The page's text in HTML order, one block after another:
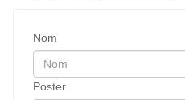
Nom
Poster